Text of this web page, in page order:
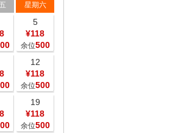
星期六
5
¥118
余位500
12
¥118
余位500
19
¥118
余位500